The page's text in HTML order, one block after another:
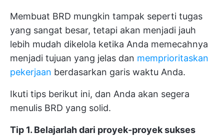
Membuat BRD mungkin tampak seperti tugas
yang sangat besar, tetapi akan menjadi jauh
lebih mudah dikelola ketika Anda memecahnya
menjadi tujuan yang jelas dan memprioritaskan
pekerjaan berdasarkan garis waktu Anda.
Ikuti tips berikut ini, dan Anda akan segera
menulis BRD yang solid.
Tip 1. Belajarlah dari proyek-proyek sukses